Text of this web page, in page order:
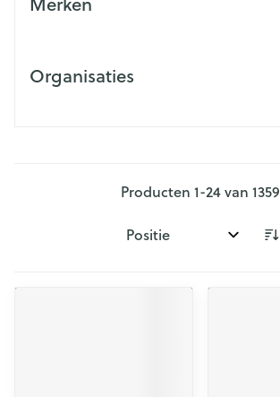
Organisaties
Producten 1-24van 1359
Sorteer op: